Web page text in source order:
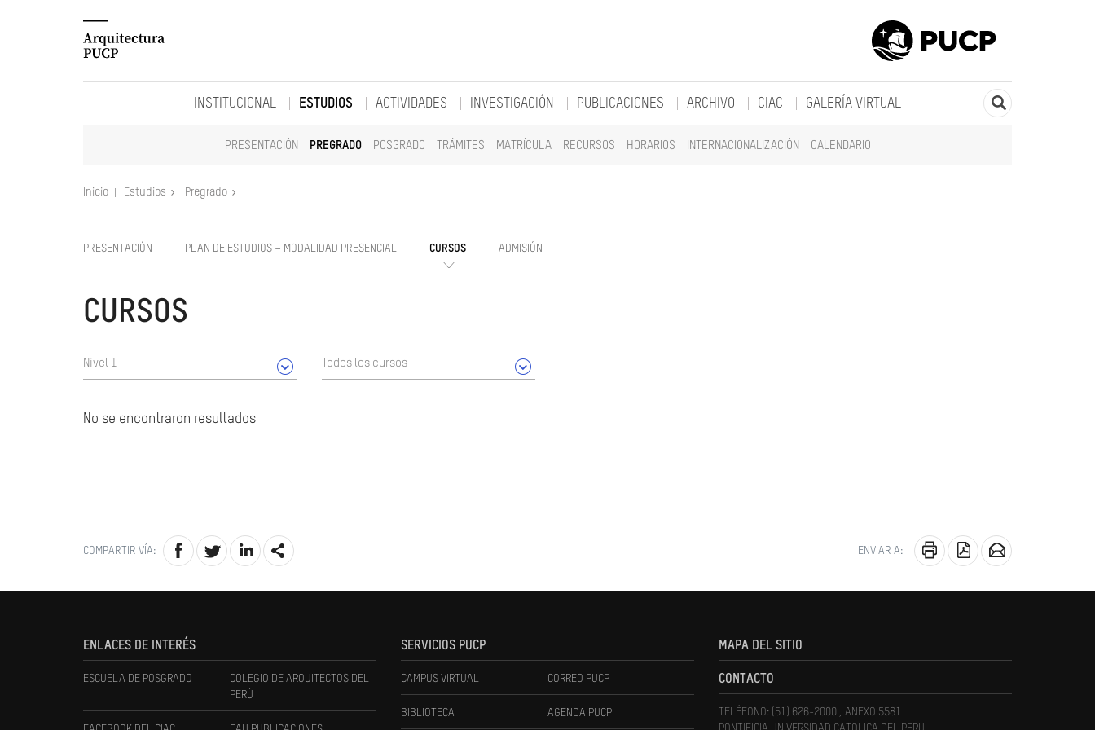
INSTITUCIONAL ESTUDIOS
PRESENTACIÓN PREGRADO POSGRADO TRÁMITES MATRÍCULA RECURSOS HORARIOS INTERNACIONALIZACIÓN CALENDARIO
ACTIVIDADES INVESTIGACIÓN PUBLICACIONES ARCHIVO CIAC GALERÍA VIRTUAL
Inicio Estudios Pregrado
PRESENTACIÓN PLAN DE ESTUDIOS – MODALIDAD PRESENCIAL CURSOS ADMISIÓN
CURSOS
Nivel 1 Todos los cursos
No se encontraron resultados
COMPARTIR VÍA: ENVIAR A:
ENLACES DE INTERÉS
ESCUELA DE POSGRADO
COLEGIO DE ARQUITECTOS DEL
PERÚ
SERVICIOS PUCP
CAMPUS VIRTUAL CORREO PUCP
BIBLIOTECA AGENDA PUCP
MAPA DEL SITIO
CONTACTO
TELÉFONO: (51) 626-2000 , ANEXO 5581